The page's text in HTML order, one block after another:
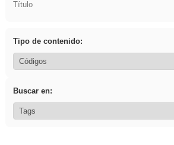
Título
Tipo de contenido:
Buscar en: